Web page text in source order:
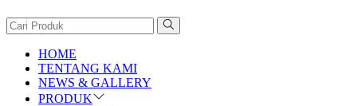
HOME
TENTANG KAMI
NEWS & GALLERY
PRODUK